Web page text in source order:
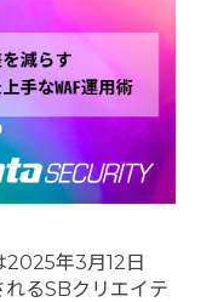
2025年3月12日
れるSBクリエイテ